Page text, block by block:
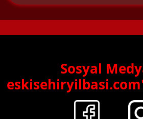
Sosyal